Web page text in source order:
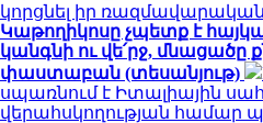
կորցնել իր ռազմավարական
Կաթողիկոսը չպետք է
կանգնի ու վե՛րջ, մնացածը
փաստաբան (տեսանյութ)
սպառնում է Իտալիային
վերահսկողության համար